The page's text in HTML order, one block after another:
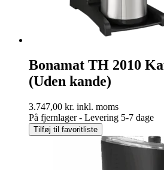
Bonamat TH 2010
(Uden kande)
3.747,00 kr. inkl. moms
På fjernlager - Levering 5-7 dage
Tilføj til favoritliste